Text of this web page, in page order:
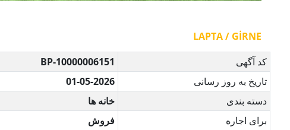
LAPTA / GİRNE
کد آگهی
BP-10000006151
تاریخ به روز رسانی
01-05-2026
دسته بندی
خانه ها
برای اجاره
فروش